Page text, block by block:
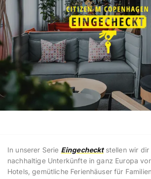
In unserer Serie Eingechecktstellen wir dir
nachhaltige Unterkünfte in ganz Europa
Hotels, gemütliche Ferienhäuser für